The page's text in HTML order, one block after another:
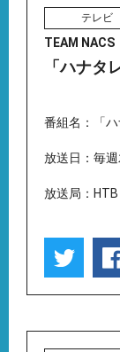
テレビ
TEAM NACS
「ハナタ
番組名：「ハ
放送日：毎
放送局：